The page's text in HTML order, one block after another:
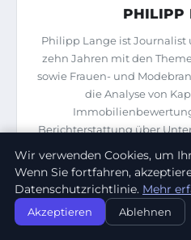
PHILIPP
Philipp Lange ist Journalist
zehn Jahren mit den
sowie Frauen- und
die Analyse von
Berichterstattung über
Volkswirtschaftslehre war
Wirtschaftsredaktion
ALLE ARTIKEL
Wir verwenden Cookies, um
Wenn Sie fortfahren,
Datenschutzrichtlinie. Mehr
Akzeptieren Ablehnen